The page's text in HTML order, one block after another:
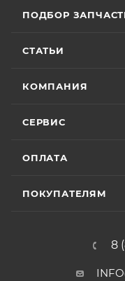
ПОДБОР
СТАТЬИ
КОМПАНИЯ
СЕРВИС
ОПЛАТА
ПОКУПАТЕЛЯМ
8